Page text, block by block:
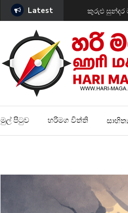
Latest සීලවති
මුල් පිටුව හරිමග විත්ති